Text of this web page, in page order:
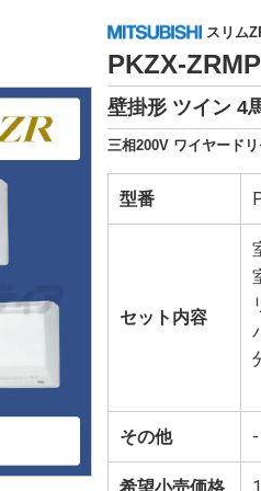
スリム
PKZX-
壁掛形 ツイン 4
三相200V ワイヤード
型番
セット内容
その他 -